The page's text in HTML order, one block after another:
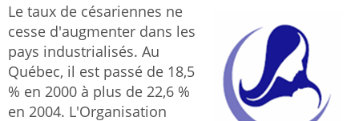
Le taux de césariennes ne
cesse d'augmenter dans les
pays industrialisés. Au
Québec, il est passé de 18,5
% en 2000 à plus de 22,6 %
en 2004. L'Organisation